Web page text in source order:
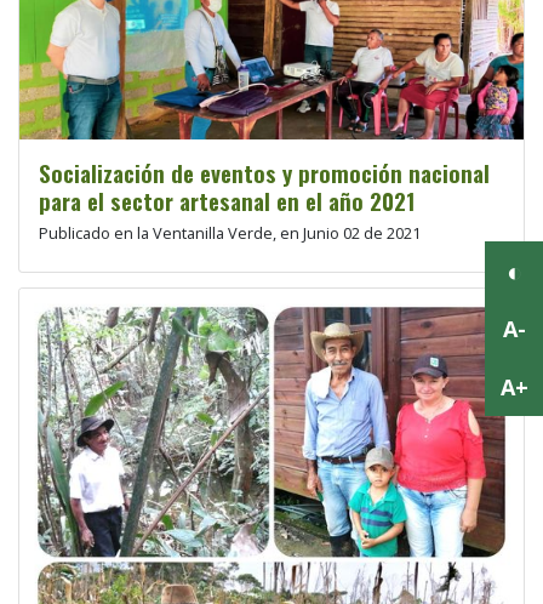
Socialización de eventos y promoción nacional
para el sector artesanal en el año 2021
Publicado en la Ventanilla Verde, en Junio 02 de 2021